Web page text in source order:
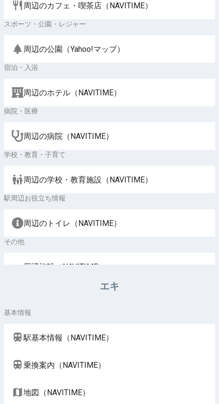
周辺のカフェ・喫茶店（NAVITIME）
スポーツ・公園・レジャー
周辺の公園（Yahoo!マップ）
宿泊・入浴
周辺のホテル（NAVITIME）
病院・医療
周辺の病院（NAVITIME）
学校・教育・子育て
周辺の学校・教育施設（NAVITIME）
駅周辺お役立ち情報
周辺のトイレ（NAVITIME）
その他
周辺施設（NAVITIME）
エキ
基本情報
駅基本情報（NAVITIME）
乗換案内（NAVITIME）
地図（NAVITIME）